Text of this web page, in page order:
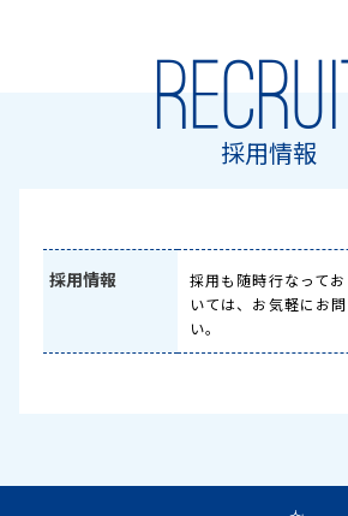
採用情報
採用情報
採用も随時行なって
いては、お気軽にお
い。